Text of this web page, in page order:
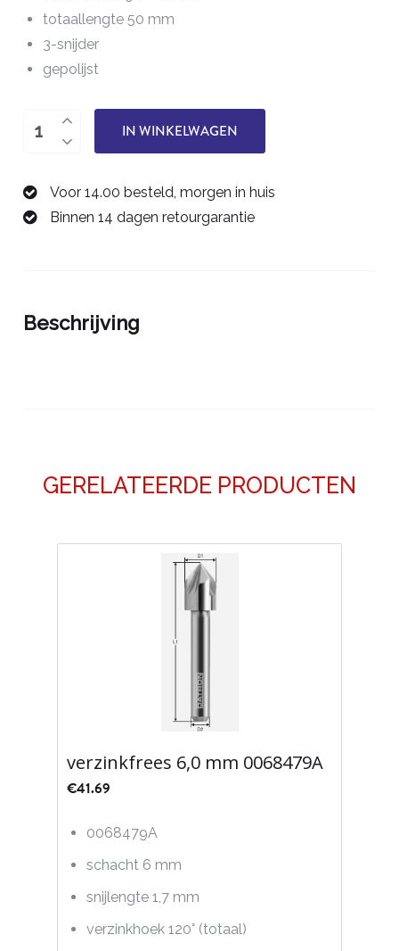
totaallengte 50 mm
3-snijder
gepolijst
verzinkfrees
0068485D
aantal
IN WINKELWAGEN
Voor 14.00 besteld, morgen in huis
Binnen 14 dagen retourgarantie
Beschrijving
GERELATEERDE PRODUCTEN
verzinkfrees 6,0 mm 0068479A
€41.69
0068479A
schacht 6 mm
snijlengte 1,7 mm
verzinkhoek 120° (totaal)